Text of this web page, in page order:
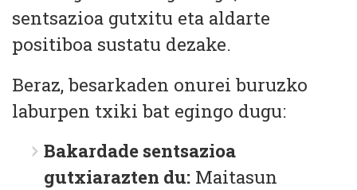
sentsazioa gutxitu eta aldarte
positiboa sustatu dezake.
Beraz, besarkaden onurei buruzko
laburpen txiki bat egingo dugu:
Bakardade sentsazioa
gutxiarazten du: Maitasun